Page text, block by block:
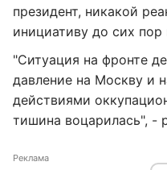
президент, никакой
инициативу до сих пор
"Ситуация на фронте
давление на Москву и
действиями
тишина воцарилась", -
Реклама